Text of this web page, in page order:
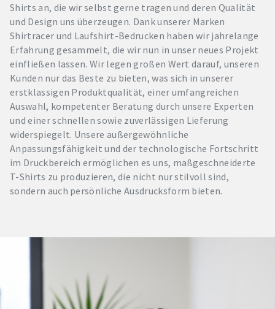
Shirts an, die wir selbst gerne tragen und deren Qualität
und Design uns überzeugen. Dank unserer Marken
Shirtracer und Laufshirt-Bedrucken haben wir jahrelange
Erfahrung gesammelt, die wir nun in unser neues Projekt
einfließen lassen. Wir legen großen Wert darauf, unseren
Kunden nur das Beste zu bieten, was sich in unserer
erstklassigen Produktqualität, einer umfangreichen
Auswahl, kompetenter Beratung durch unsere Experten
und einer schnellen sowie zuverlässigen Lieferung
widerspiegelt. Unsere außergewöhnliche
Anpassungsfähigkeit und der technologische Fortschritt
im Druckbereich ermöglichen es uns, maßgeschneiderte
T-Shirts zu produzieren, die nicht nur stilvoll sind,
sondern auch persönliche Ausdrucksform bieten.